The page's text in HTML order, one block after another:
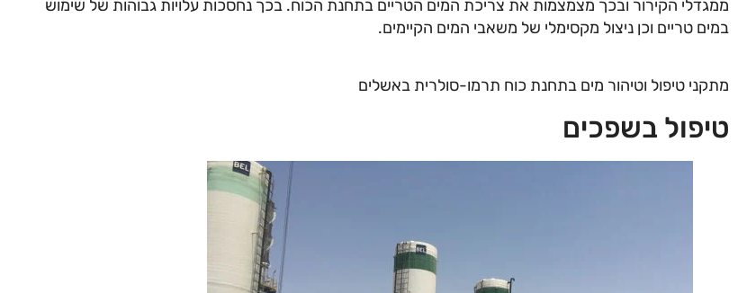
ממגדלי הקירור ובכך מצמצמות את צריכת המים הטריים בתחנת הכוח. בכך נחסכות עלויות גבוהות של שימוש
במים טריים וכן ניצול מקסימלי של משאבי המים הקיימים.
מתקני טיפול וטיהור מים בתחנת כוח תרמו-סולרית באשלים
טיפול בשפכים